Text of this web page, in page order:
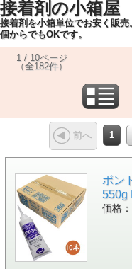
接着剤の小箱屋
接着剤を小箱単位でお安く販売
個からでもOKです。
1 / 10ページ
（全182件）
前へ 1
ボン
550g
価格